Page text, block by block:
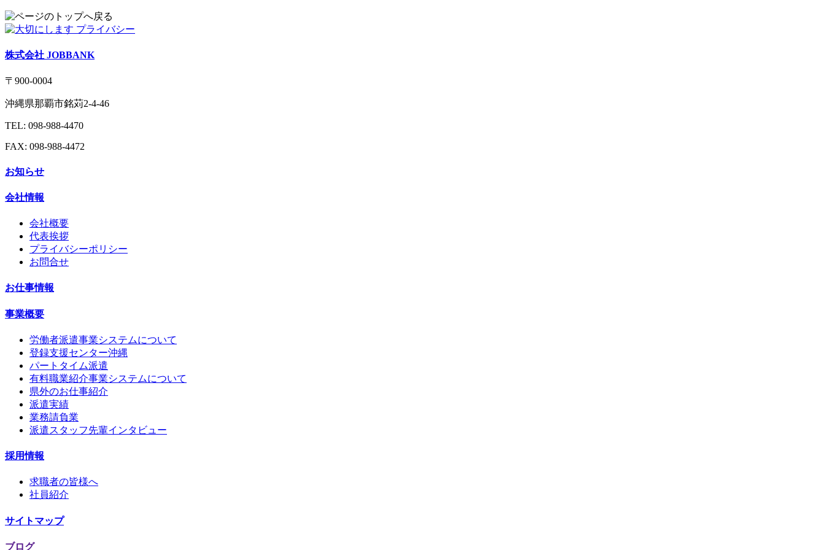
株式会社 JOBBANK
〒900-0004
沖縄県那覇市銘苅2-4-46
TEL: 098-988-4470
FAX: 098-988-4472
お知らせ
会社情報
会社概要
代表挨拶
プライバシーポリシー
お問合せ
お仕事情報
事業概要
労働者派遣事業システムについて
登録支援センター沖縄
パートタイム派遣
有料職業紹介事業システムについて
県外のお仕事紹介
派遣実績
業務請負業
派遣スタッフ先輩インタビュー
採用情報
求職者の皆様へ
社員紹介
サイトマップ
ブログ